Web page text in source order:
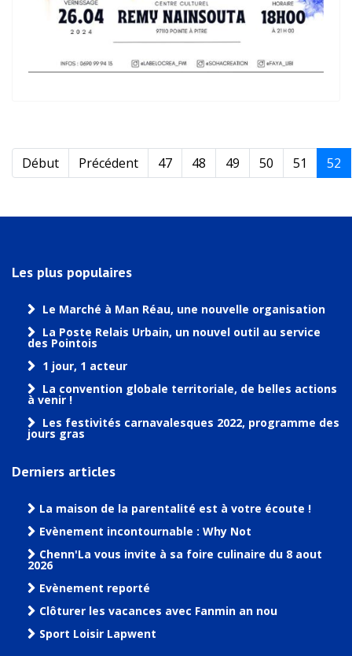
Début Précédent 47 48 49 50 51 52
Les plus populaires
Le Marché à Man Réau, une nouvelle organisation
La Poste Relais Urbain, un nouvel outil au service
des Pointois
1 jour, 1 acteur
La convention globale territoriale, de belles actions
à venir !
Les festivités carnavalesques 2022, programme des
jours gras
Derniers articles
La maison de la parentalité est à votre écoute !
Evènement incontournable : Why Not
Chenn'La vous invite à sa foire culinaire du 8 aout
2026
Evènement reporté
Clôturer les vacances avec Fanmin an nou
Sport Loisir Lapwent